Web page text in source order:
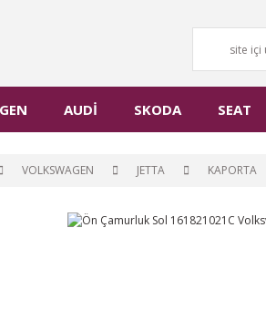
AUDİ SKODA SEAT
VOLKSWAGEN JETTA KAPORTA